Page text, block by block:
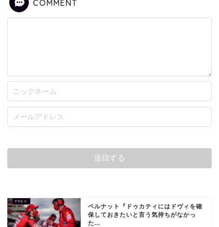
COMMENT
ペルナット『ドゥカティにはドヴィを確
保しておきたいと言う気持ちがなかっ
た...